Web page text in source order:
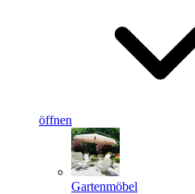
öffnen
Gartenmöbel